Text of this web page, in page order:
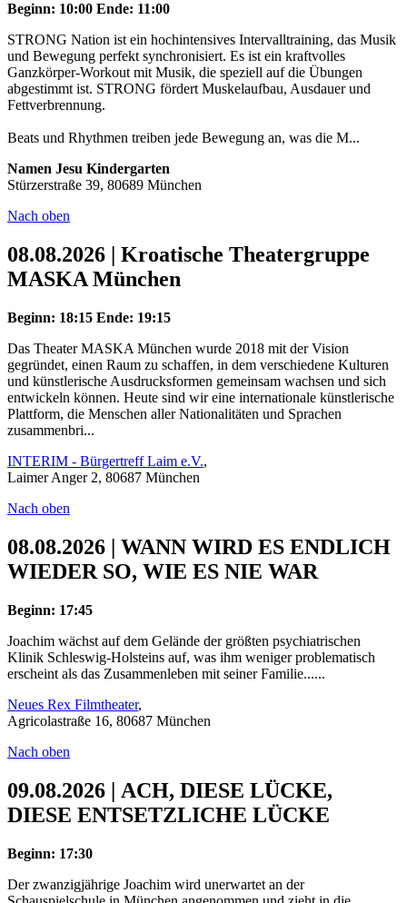
Beginn: 10:00 Ende: 11:00
STRONG Nation ist ein hochintensives Intervalltraining, das Musik
und Bewegung perfekt synchronisiert. Es ist ein kraftvolles
Ganzkörper-Workout mit Musik, die speziell auf die Übungen
abgestimmt ist. STRONG fördert Muskelaufbau, Ausdauer und
Fettverbrennung.
Beats und Rhythmen treiben jede Bewegung an, was die M...
Namen Jesu Kindergarten
Stürzerstraße 39, 80689 München
Nach oben
08.08.2026 | Kroatische Theatergruppe
MASKA München
Beginn: 18:15 Ende: 19:15
Das Theater MASKA München wurde 2018 mit der Vision
gegründet, einen Raum zu schaffen, in dem verschiedene Kulturen
und künstlerische Ausdrucksformen gemeinsam wachsen und sich
entwickeln können. Heute sind wir eine internationale künstlerische
Plattform, die Menschen aller Nationalitäten und Sprachen
zusammenbri...
INTERIM - Bürgertreff Laim e.V.,
Laimer Anger 2, 80687 München
Nach oben
08.08.2026 | WANN WIRD ES ENDLICH
WIEDER SO, WIE ES NIE WAR
Beginn: 17:45
Joachim wächst auf dem Gelände der größten psychiatrischen
Klinik Schleswig-Holsteins auf, was ihm weniger problematisch
erscheint als das Zusammenleben mit seiner Familie......
Neues Rex Filmtheater,
Agricolastraße 16, 80687 München
Nach oben
09.08.2026 | ACH, DIESE LÜCKE,
DIESE ENTSETZLICHE LÜCKE
Beginn: 17:30
Der zwanzigjährige Joachim wird unerwartet an der